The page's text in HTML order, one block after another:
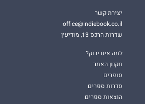
יצירת קשר
office@indiebook.co.il
שדרות הרכס 13, מודיעין
למה אינדיבוק?
תקנון האתר
סופרים
סדרות ספרים
הוצאות ספרים